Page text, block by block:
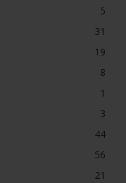
5
31
19
8
1
3
44
56
21